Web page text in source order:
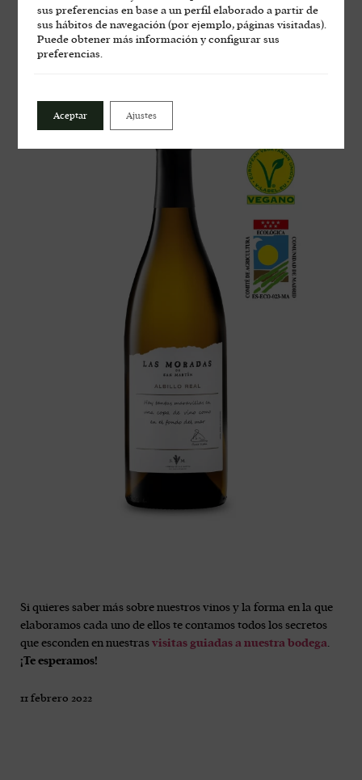
cajas, por la noche y con su posterior selección en mesa
evitando la recolecta de uva dañada desde el primer momento.
Si quieres saber más sobre nuestros vinos y la forma en la que
elaboramos cada uno de ellos te contamos todos los secretos
que esconden en nuestras visitas guiadas a nuestra bodega
¡Te esperamos!
11 febrero 2022
sus preferencias en base a un perfil elaborado a partir de
sus hábitos de navegación (por ejemplo, páginas visitadas).
Puede obtener más información y configurar sus
preferencias.
Aceptar Ajustes